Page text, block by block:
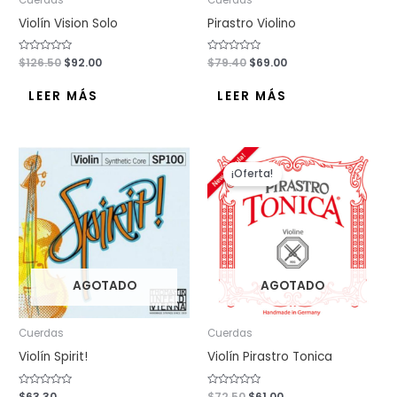
Violín Vision Solo
Valorado
con
$126.50 $92.00
LEER MÁS
Pirastro Violino
Valorado
con
$79.40 $69.00
LEER MÁS
AGOTADO
Cuerdas
Violín Spirit!
Valorado
AGOTADO
¡Oferta!
Cuerdas
Violín Pirastro Tonica
Valorado
El
precio
original
era:
$72.50.
El
precio
actual
es:
$61.00.